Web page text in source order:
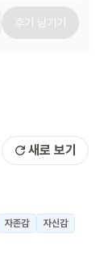
후기 남기기
새로 보기
자존감
자신감